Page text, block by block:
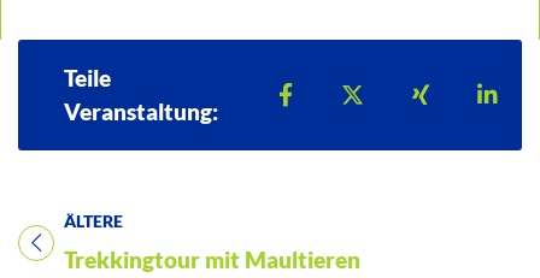
Teile
Veranstaltung:
Teilen auf Facebook
Teilen auf X
Teilen auf
ÄLTERE
Titel für Veranstaltung
Trekkingtour mit Maultieren